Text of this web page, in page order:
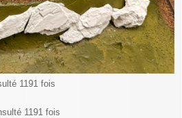
1191 fois
1191 fois